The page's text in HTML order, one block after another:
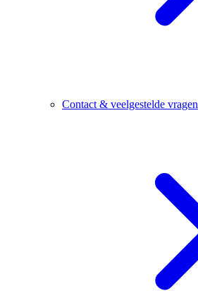
Contact & veelgestelde vragen